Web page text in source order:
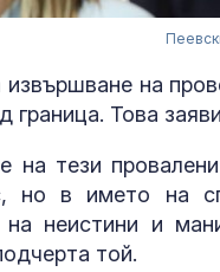
извършване на
граница. Това
на тези
но в името на
на неистини и
той.